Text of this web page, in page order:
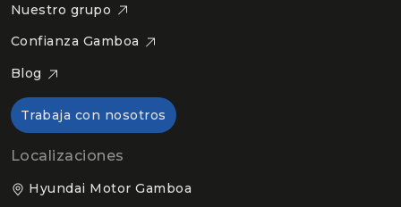
Nuestro grupo
Confianza Gamboa
Blog
Trabaja con nosotros
Localizaciones
Hyundai Motor Gamboa